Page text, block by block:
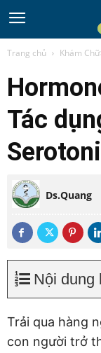
Trang chủ Khám
Tác
Ds.Quang
Nội dung
Trải qua hàng
con người trở